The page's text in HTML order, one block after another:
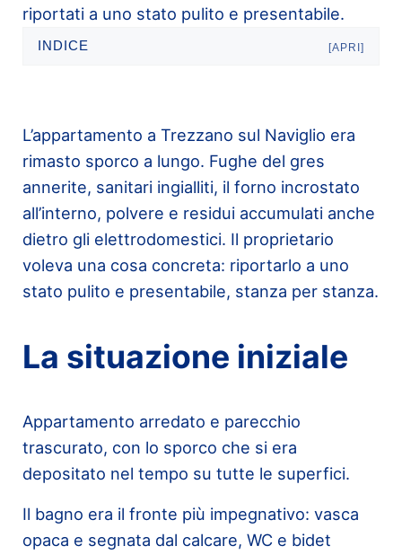
riportati a uno stato pulito e presentabile.
INDICE [APRI]
L’appartamento a Trezzano sul Naviglio era
rimasto sporco a lungo. Fughe del gres
annerite, sanitari ingialliti, il forno incrostato
all’interno, polvere e residui accumulati anche
dietro gli elettrodomestici. Il proprietario
voleva una cosa concreta: riportarlo a uno
stato pulito e presentabile, stanza per stanza.
La situazione iniziale
Appartamento arredato e parecchio
trascurato, con lo sporco che si era
depositato nel tempo su tutte le superfici.
Il bagno era il fronte più impegnativo: vasca
opaca e segnata dal calcare, WC e bidet